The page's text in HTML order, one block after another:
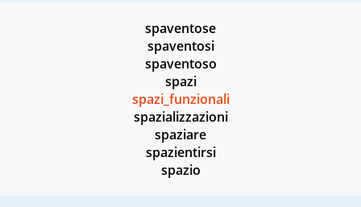
spaventose
spaventosi
spaventoso
spazi
spazi_funzionali
spazializzazioni
spaziare
spazientirsi
spazio